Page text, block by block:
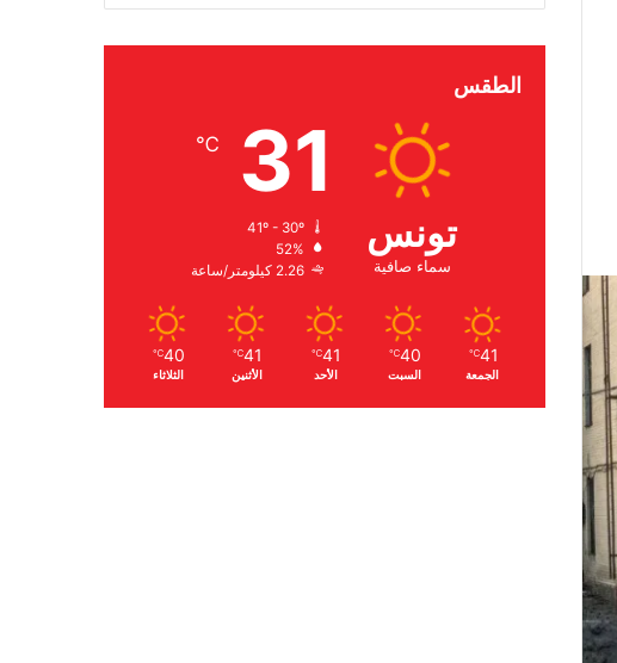
الطقس
تونس
سماء صافية
31
℃
52%
2.26 كيلومتر/ساعة
41
℃
الجمعة
40
℃
السبت
41
℃
الأحد
41
℃
الأثنين
40
℃
الثلاثاء